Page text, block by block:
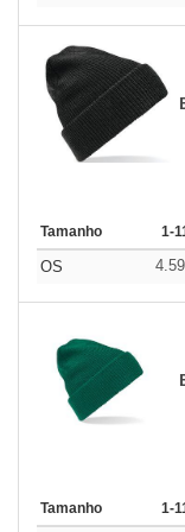
Tamanho 1-
OS 4.59
Tamanho 1-